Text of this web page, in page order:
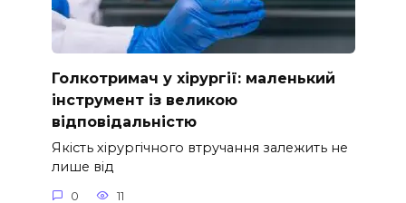
Голкотримач у хірургії: маленький
інструмент із великою
відповідальністю
Якість хірургічного втручання залежить не
лише від
0 11